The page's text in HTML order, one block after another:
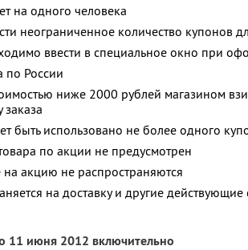
на одного человека
неограниченное количество купонов
ввести в специальное окно при
по России
ниже 2000 рублей магазином
заказа
быть использовано не более одного
по акции не предусмотрен
акцию не распространяются
на доставку и другие
11 июня 2012 включительно